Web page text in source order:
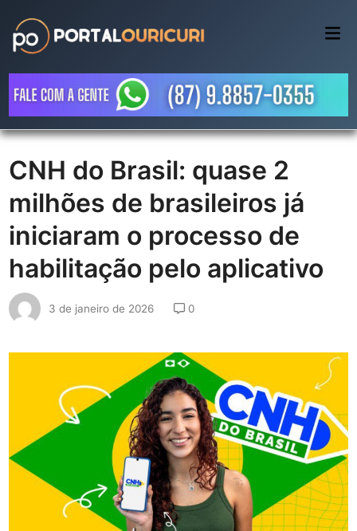
content
CNH do Brasil: quase 2
milhões de brasileiros já
iniciaram o processo de
habilitação pelo aplicativo
3 de janeiro de 2026 0